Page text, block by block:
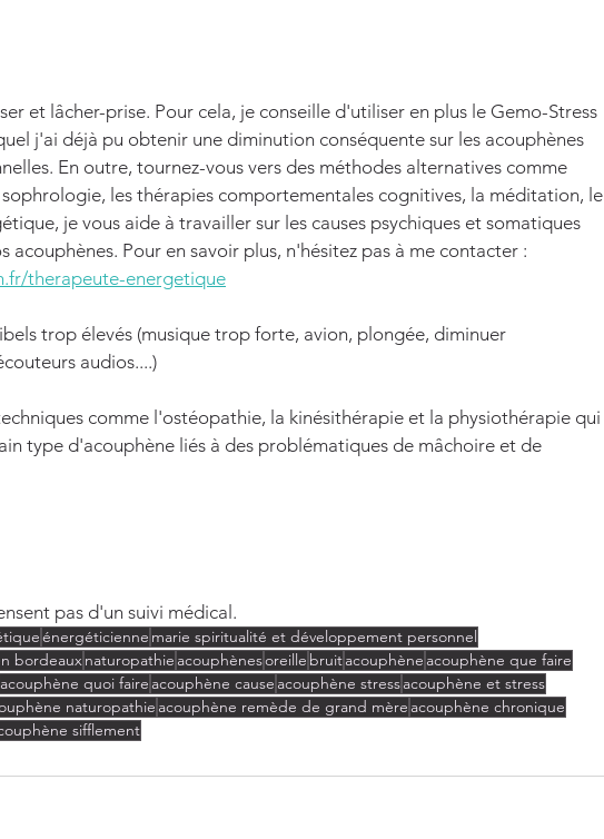
et lâcher-prise. Pour cela, je conseille d'utiliser en plus le Gemo-Stress
j'ai déjà pu obtenir une diminution conséquente sur les acouphènes
En outre, tournez-vous vers des méthodes alternatives comme
sophrologie, les thérapies comportementales cognitives, la méditation, le
je vous aide à travailler sur les causes psychiques et somatiques
acouphènes. Pour en savoir plus, n'hésitez pas à me contacter :
therapeute-energetique
trop élevés (musique trop forte, avion, plongée, diminuer
audios....)
comme l'ostéopathie, la kinésithérapie et la physiothérapie qui
type d'acouphène liés à des problématiques de mâchoire et de
pas d'un suivi médical.
énergéticienne marie spiritualité et développement personnel
bordeauxnaturopathie acouphènesoreille bruitacouphène acouphène que faire
acouphène quoi faire acouphène cause acouphène stressacouphène et stress
naturopathie acouphène remède de grand mère acouphène chronique
sifflement